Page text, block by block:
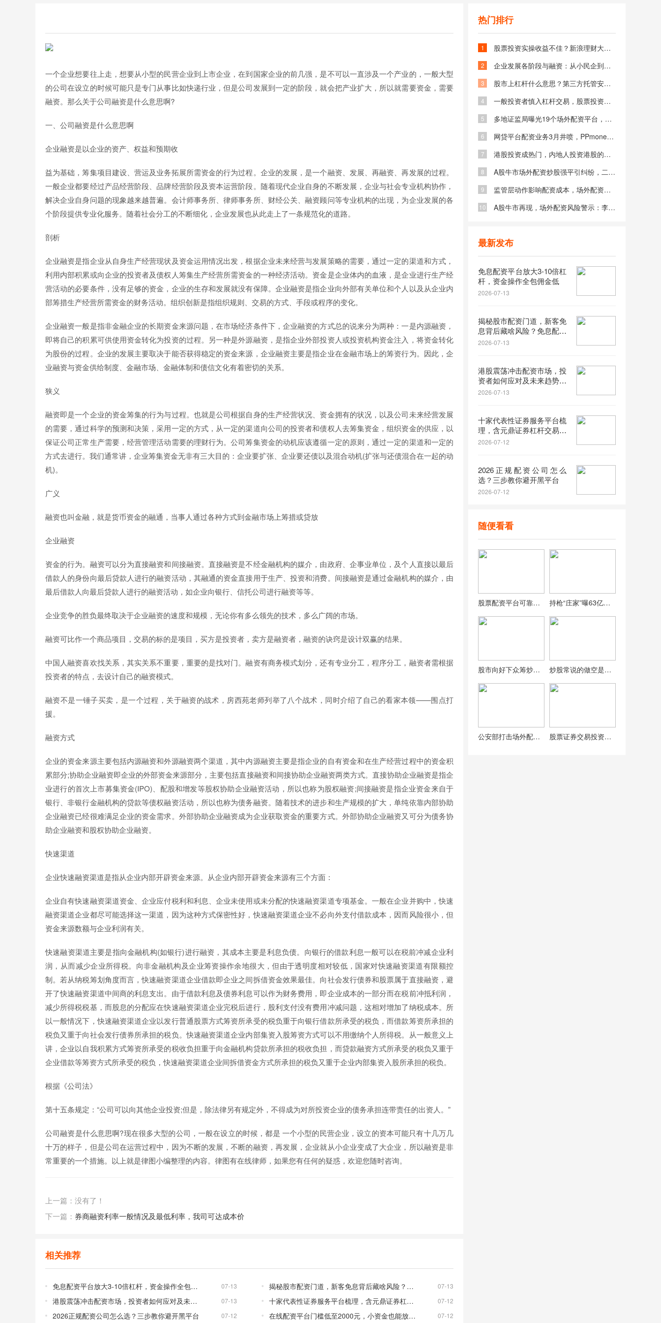
一个企业想要往上走，想要从小型的民营企业到上市企业，在到国家企业的前几强，是不可以一直涉及一个产业的，一般大型
的公司在设立的时候可能只是专门从事比如快递行业，但是公司发展到一定的阶段，就会把产业扩大，所以就需要资金，需要
融资。那么关于公司融资是什么意思啊?
一、公司融资是什么意思啊
企业融资是以企业的资产、权益和预期收
益为基础，筹集项目建设、营运及业务拓展所需资金的行为过程。企业的发展，是一个融资、发展、再融资、再发展的过程。
一般企业都要经过产品经营阶段、品牌经营阶段及资本运营阶段。随着现代企业自身的不断发展，企业与社会专业机构协作，
解决企业自身问题的现象越来越普遍。会计师事务所、律师事务所、财经公关、融资顾问等专业机构的出现，为企业发展的各
个阶段提供专业化服务。随着社会分工的不断细化，企业发展也从此走上了一条规范化的道路。
剖析
企业融资是指企业从自身生产经营现状及资金运用情况出发，根据企业未来经营与发展策略的需要，通过一定的渠道和方式，
利用内部积累或向企业的投资者及债权人筹集生产经营所需资金的一种经济活动。资金是企业体内的血液，是企业进行生产经
营活动的必要条件，没有足够的资金，企业的生存和发展就没有保障。企业融资是指企业向外部有关单位和个人以及从企业内
部筹措生产经营所需资金的财务活动。组织创新是指组织规则、交易的方式、手段或程序的变化。
企业融资一般是指非金融企业的长期资金来源问题，在市场经济条件下，企业融资的方式总的说来分为两种：一是内源融资，
即将自己的积累可供使用资金转化为投资的过程。另一种是外源融资，是指企业外部投资人或投资机构资金注入，将资金转化
为股份的过程。企业的发展主要取决于能否获得稳定的资金来源，企业融资主要是指企业在金融市场上的筹资行为。因此，企
业融资与资金供给制度、金融市场、金融体制和债信文化有着密切的关系。
狭义
融资即是一个企业的资金筹集的行为与过程。也就是公司根据自身的生产经营状况、资金拥有的状况，以及公司未来经营发展
的需要，通过科学的预测和决策，采用一定的方式，从一定的渠道向公司的投资者和债权人去筹集资金，组织资金的供应，以
保证公司正常生产需要，经营管理活动需要的理财行为。公司筹集资金的动机应该遵循一定的原则，通过一定的渠道和一定的
方式去进行。我们通常讲，企业筹集资金无非有三大目的：企业要扩张、企业要还债以及混合动机(扩张与还债混合在一起的动
机)。
广义
融资也叫金融，就是货币资金的融通，当事人通过各种方式到金融市场上筹措或贷放
企业融资
资金的行为。融资可以分为直接融资和间接融资。直接融资是不经金融机构的媒介，由政府、企事业单位，及个人直接以最后
借款人的身份向最后贷款人进行的融资活动，其融通的资金直接用于生产、投资和消费。间接融资是通过金融机构的媒介，由
最后借款人向最后贷款人进行的融资活动，如企业向银行、信托公司进行融资等等。
企业竞争的胜负最终取决于企业融资的速度和规模，无论你有多么领先的技术，多么广阔的市场。
融资可比作一个商品项目，交易的标的是项目，买方是投资者，卖方是融资者，融资的诀窍是设计双赢的结果。
中国人融资喜欢找关系，其实关系不重要，重要的是找对门。融资有商务模式划分，还有专业分工，程序分工，融资者需根据
投资者的特点，去设计自己的融资模式。
融资不是一锤子买卖，是一个过程，关于融资的战术，房西苑老师列举了八个战术，同时介绍了自己的看家本领——围点打
援。
融资方式
企业的资金来源主要包括内源融资和外源融资两个渠道，其中内源融资主要是指企业的自有资金和在生产经营过程中的资金积
累部分;协助企业融资即企业的外部资金来源部分，主要包括直接融资和间接协助企业融资两类方式。直接协助企业融资是指企
业进行的首次上市募集资金(IPO)、配股和增发等股权协助企业融资活动，所以也称为股权融资;间接融资是指企业资金来自于
银行、非银行金融机构的贷款等债权融资活动，所以也称为债务融资。随着技术的进步和生产规模的扩大，单纯依靠内部协助
企业融资已经很难满足企业的资金需求。外部协助企业融资成为企业获取资金的重要方式。外部协助企业融资又可分为债务协
助企业融资和股权协助企业融资。
快速渠道
企业快速融资渠道是指从企业内部开辟资金来源。从企业内部开辟资金来源有三个方面：
企业自有快速融资渠道资金、企业应付税利和利息、企业未使用或未分配的快速融资渠道专项基金。一般在企业并购中，快速
融资渠道企业都尽可能选择这一渠道，因为这种方式保密性好，快速融资渠道企业不必向外支付借款成本，因而风险很小，但
资金来源数额与企业利润有关。
快速融资渠道主要是指向金融机构(如银行)进行融资，其成本主要是利息负债。向银行的借款利息一般可以在税前冲减企业利
润，从而减少企业所得税。向非金融机构及企业筹资操作余地很大，但由于透明度相对较低，国家对快速融资渠道有限额控
制。若从纳税筹划角度而言，快速融资渠道企业借款即企业之间拆借资金效果最佳。向社会发行债券和股票属于直接融资，避
开了快速融资渠道中间商的利息支出。由于借款利息及债券利息可以作为财务费用，即企业成本的一部分而在税前冲抵利润，
减少所得税税基，而股息的分配应在快速融资渠道企业完税后进行，股利支付没有费用冲减问题，这相对增加了纳税成本。所
以一般情况下，快速融资渠道企业以发行普通股票方式筹资所承受的税负重于向银行借款所承受的税负，而借款筹资所承担的
税负又重于向社会发行债券所承担的税负。快速融资渠道企业内部集资入股筹资方式可以不用缴纳个人所得税。从一般意义上
讲，企业以自我积累方式筹资所承受的税收负担重于向金融机构贷款所承担的税收负担，而贷款融资方式所承受的税负又重于
企业借款等筹资方式所承受的税负，快速融资渠道企业间拆借资金方式所承担的税负又重于企业内部集资入股所承担的税负。
根据《公司法》
第十五条规定：“公司可以向其他企业投资;但是，除法律另有规定外，不得成为对所投资企业的债务承担连带责任的出资人。”
公司融资是什么意思啊?现在很多大型的公司，一般在设立的时候，都是 一个小型的民营企业，设立的资本可能只有十几万几
十万的样子，但是公司在运营过程中，因为不断的发展，不断的融资，再发展，企业就从小企业变成了大企业，所以融资是非
常重要的一个措施。以上就是律图小编整理的内容。律图有在线律师，如果您有任何的疑惑，欢迎您随时咨询。
上一篇：没有了！
下一篇： 券商融资利率一般情况及最低利率，我司可达成本价
相关推荐
免息配资平台放大3-10倍杠杆，资金操作全包佣金低 07-13 揭秘股市配资门道，新客免息背后藏啥风险？免息配资平台靠谱吗？ 07-13
港股震荡冲击配资市场，投资者如何应对及未来趋势分析 07-13 十家代表性证券服务平台梳理，含元鼎证券杠杆交易详情 07-12
2026正规配资公司怎么选？三步教你避开黑平台 07-12 在线配资平台门槛低至2000元，小资金也能放大收益 07-12
热门排行
1 股票投资实操收益不佳？新浪理财大学A股技术分析入门教你融入技术获利
2 企业发展各阶段与融资：从小民企到国家几强的必经之路
3 股市上杠杆什么意思？第三方托管安全可靠，24小时全国专业解答！多地服务
4 一般投资者慎入杠杆交易，股票投资谨防赌徒心理
5 多地证监局曝光19个场外配资平台，投资者应远离风险
6 网贷平台配资业务3月井喷，PPmoney和投哪网增长显著
7 港股投资成热门，内地人投资港股的方法技巧全解析
8 A股牛市场外配资炒股强平引纠纷，二审法院判决责任划分
9 监管层动作影响配资成本，场外配资随大盘向好而活跃
10 A股牛市再现，场外配资风险警示：李昆呼吁亲友远离高杠杆陷阱
最新发布
免息配资平台放大3-10倍杠
杆，资金操作全包佣金低
2026-07-13
揭秘股市配资门道，新客免
息背后藏啥风险？免息配资
平台靠谱吗？
2026-07-13
港股震荡冲击配资市场，投
资者如何应对及未来趋势分
析
2026-07-13
十家代表性证券服务平台梳
理，含元鼎证券杠杆交易详
情
2026-07-12
2026正规配资公司怎么
选？三步教你避开黑平台
2026-07-12
随便看看
股票配资平台可靠吗？多地证监局已公布183家黑名单 持枪“庄家”曝63亿操纵案！股灾期间，霸王强迫自己使用160个账户并加杠杆购买永益股票。
股市向好下众筹炒股走近大众视野，风险却不容小觑 炒股常说的做空是啥？一篇文章带你秒懂做空操作逻辑
公安部打击场外配资等犯罪，公布5起非法经营典型案例 股票证券交易投资领域前五名正规配资公司，含联华、永华等